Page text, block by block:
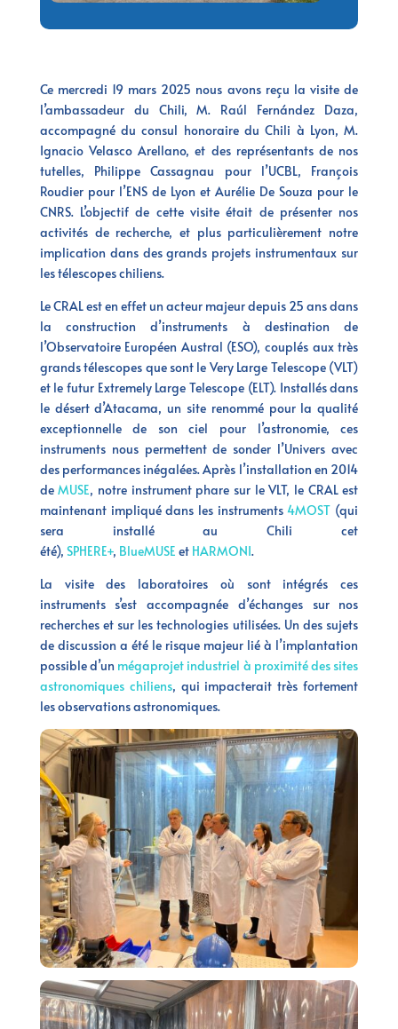
Ce mercredi 19 mars 2025 nous avons reçu la visite de
l’ambassadeur du Chili, M. Raúl Fernández Daza,
accompagné du consul honoraire du Chili à Lyon, M.
Ignacio Velasco Arellano, et des représentants de nos
tutelles, Philippe Cassagnau pour l’UCBL, François
Roudier pour l’ENS de Lyon et Aurélie De Souza pour le
CNRS. L’objectif de cette visite était de présenter nos
activités de recherche, et plus particulièrement notre
implication dans des grands projets instrumentaux sur
les télescopes chiliens.
Le CRAL est en effet un acteur majeur depuis 25 ans dans
la construction d’instruments à destination de
l’Observatoire Européen Austral (ESO), couplés aux très
grands télescopes que sont le Very Large Telescope (VLT)
et le futur Extremely Large Telescope (ELT). Installés dans
le désert d’Atacama, un site renommé pour la qualité
exceptionnelle de son ciel pour l’astronomie, ces
instruments nous permettent de sonder l’Univers avec
des performances inégalées. Après l’installation en 2014
deMUSE, notre instrument phare sur le VLT, le CRAL est
maintenant impliqué dans les instruments4MOST (qui
sera installé au Chili cet
été), SPHERE+, BlueMUSE et HARMONI.
La visite des laboratoires où sont intégrés ces
instruments s’est accompagnée d’échanges sur nos
recherches et sur les technologies utilisées. Un des sujets
de discussion a été le risque majeur lié à l’implantation
possible d’un mégaprojet industriel à proximité des sites
astronomiques chiliens, qui impacterait très fortement
les observations astronomiques.